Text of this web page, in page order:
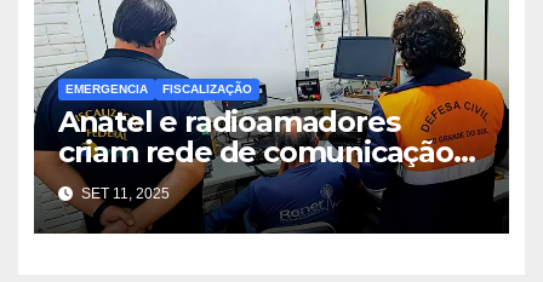
EMERGENCIA FISCALIZAÇÃO
Anatel e radioamadores
criam rede de comunicação
para emergências climáticas
no RS
SET 11, 2025